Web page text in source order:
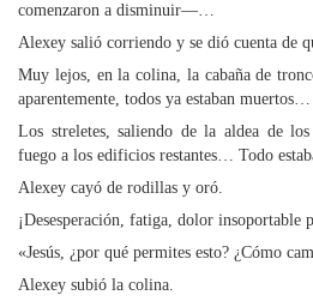
comenzaron a disminuir—…
Alexey salió corriendo y se dió cuenta de
Muy lejos, en la colina, la cabaña de
aparentemente, todos ya estaban muertos…
Los streletes, saliendo de la aldea de
fuego a los edificios restantes… Todo
Alexey cayó de rodillas y oró.
¡Desesperación, fatiga, dolor insoportable
«Jesús, ¿por qué permites esto? ¿Cómo
Alexey subió la colina.